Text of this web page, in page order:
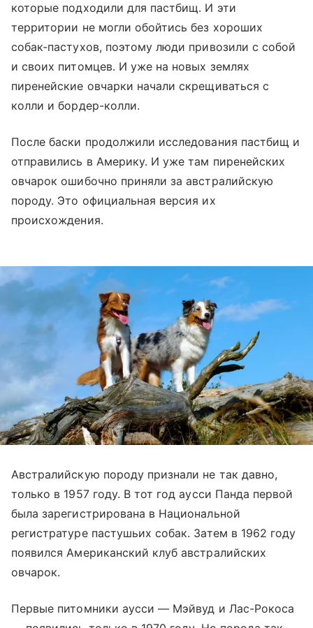
которые подходили для пастбищ. И эти
территории не могли обойтись без хороших
собак-пастухов, поэтому люди привозили с собой
и своих питомцев. И уже на новых землях
пиренейские овчарки начали скрещиваться с
колли и бордер-колли.
После баски продолжили исследования пастбищ и
отправились в Америку. И уже там пиренейских
овчарок ошибочно приняли за австралийскую
породу. Это официальная версия их
происхождения.
Австралийскую породу признали не так давно,
только в 1957 году. В тот год аусси Панда первой
была зарегистрирована в Национальной
регистратуре пастушьих собак. Затем в 1962 году
появился Американский клуб австралийских
овчарок.
Первые питомники аусси — Мэйвуд и Лас-Рокоса